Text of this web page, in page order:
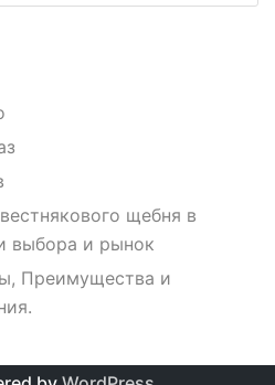
щебня в
выбора и рынок
Преимущества и